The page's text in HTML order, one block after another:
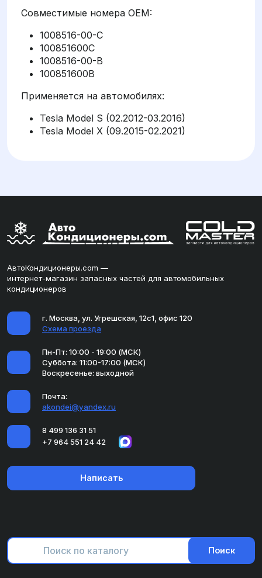
Совместимые номера OEM:
1008516-00-C
100851600C
1008516-00-B
100851600B
Применяется на автомобилях:
Tesla Model S (02.2012-03.2016)
Tesla Model X (09.2015-02.2021)
АвтоКондиционеры.com —
интернет-магазин запасных частей для автомобильных
кондиционеров
г. Москва, ул. Угрешская, 12с1, офис 120
Схема проезда
Пн-Пт: 10:00 - 19:00 (МСК)
Суббота: 11:00-17:00 (МСК)
Воскресенье: выходной
Почта:
akondei@yandex.ru
8 499 136 31 51
+7 964 551 24 42
Написать
Поиск